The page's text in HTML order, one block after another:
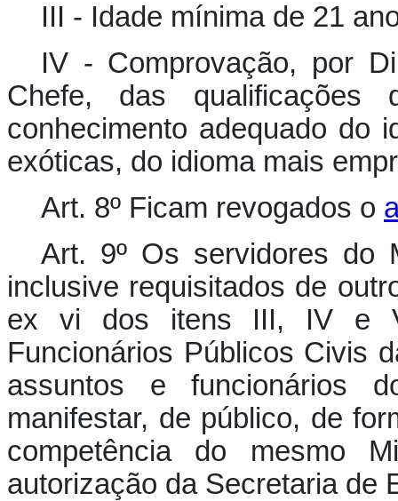
III - Idade mínima de 21
IV - Comprovação, por
Chefe, das qualificações
conhecimento adequado do
exóticas, do idioma mais
Art. 8º Ficam revogados o
Art. 9º Os servidores do
inclusive requisitados de
ex vi dos itens III, IV e
Funcionários Públicos Civis
assuntos e funcionários
manifestar, de público, de
competência do mesmo
autorização da Secretaria de